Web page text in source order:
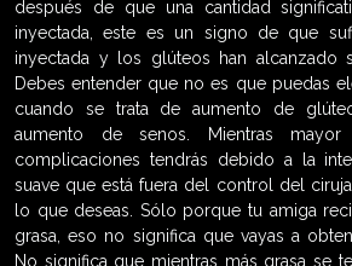
después de que una cantidad
inyectada, este es un signo de que
inyectada y los glúteos han alcanzado
Debes entender que no es que puedas
cuando se trata de aumento de
aumento de senos. Mientras
complicaciones tendrás debido a la
suave que está fuera del control del
lo que deseas. Sólo porque tu amiga
grasa, eso no significa que vayas a
No significa que mientras más grasa se